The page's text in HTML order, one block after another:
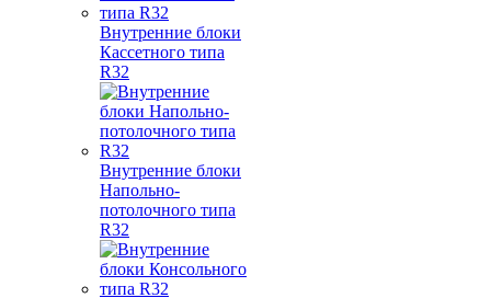
Внутренние блоки
Кассетного типа
R32
Внутренние блоки
Напольно-
потолочного типа
R32